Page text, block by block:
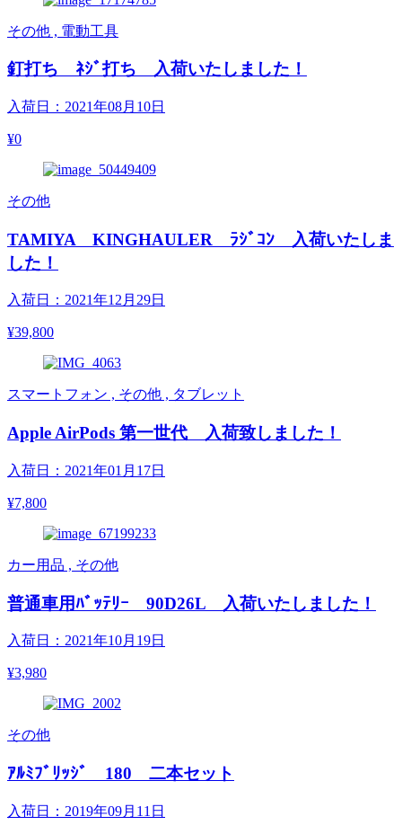
その他 , 電動工具
釘打ち ﾈｼﾞ打ち 入荷いたしました！
入荷日：2021年08月10日
¥0
その他
TAMIYA KINGHAULER ﾗｼﾞｺﾝ 入荷いたしま
した！
入荷日：2021年12月29日
¥39,800
スマートフォン , その他 , タブレット
Apple AirPods 第一世代 入荷致しました！
入荷日：2021年01月17日
¥7,800
カー用品 , その他
普通車用ﾊﾞｯﾃﾘｰ 90D26L 入荷いたしました！
入荷日：2021年10月19日
¥3,980
その他
ｱﾙﾐﾌﾞﾘｯｼﾞ 180 二本セット
入荷日：2019年09月11日